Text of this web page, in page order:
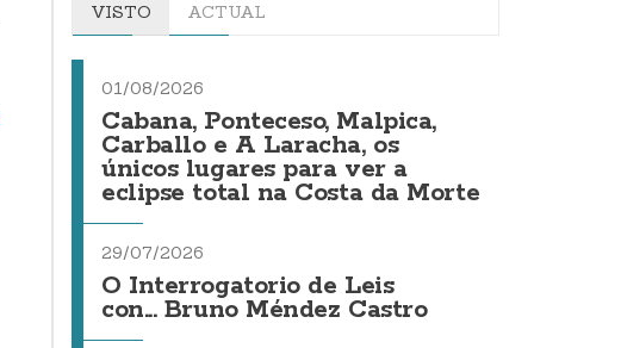
VISTO ACTUAL
01/08/2026
Cabana, Ponteceso, Malpica,
Carballo e A Laracha, os
únicos lugares para ver a
eclipse total na Costa da Morte
29/07/2026
O Interrogatorio de Leis
con... Bruno Méndez Castro